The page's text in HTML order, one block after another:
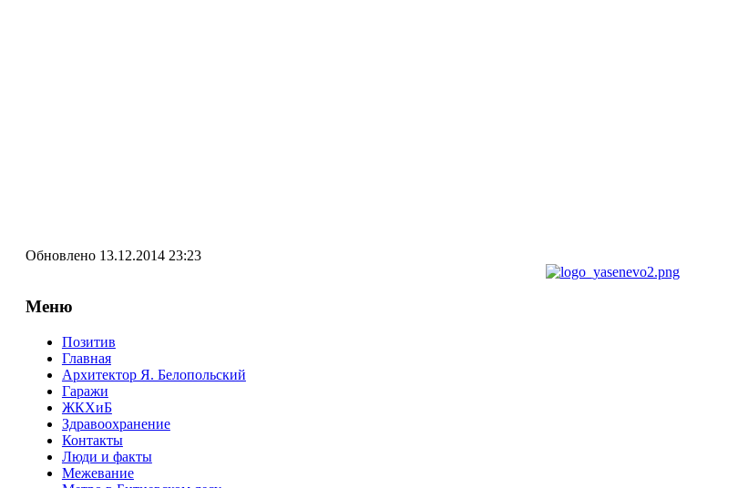
Обновлено 13.12.2014 23:23
Меню
Позитив
Главная
Архитектор Я. Белопольский
Гаражи
ЖКХиБ
Здравоохранение
Контакты
Люди и факты
Межевание